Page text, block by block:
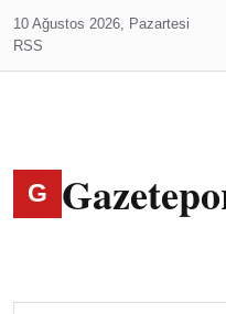
10 Ağustos 2026, Pazartesi
RSS
G